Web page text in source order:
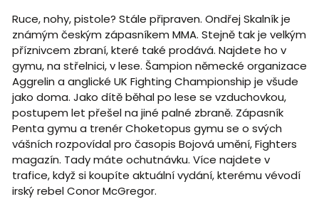
Ruce, nohy, pistole? Stále připraven. Ondřej Skalník je
známým českým zápasníkem MMA. Stejně tak je velkým
příznivcem zbraní, které také prodává. Najdete ho v
gymu, na střelnici, v lese. Šampion německé organizace
Aggrelin a anglické UK Fighting Championship je všude
jako doma. Jako dítě běhal po lese se vzduchovkou,
postupem let přešel na jiné palné zbraně. Zápasník
Penta gymu a trenér Choketopus gymu se o svých
vášních rozpovídal pro časopis Bojová umění, Fighters
magazín. Tady máte ochutnávku. Více najdete v
trafice, když si koupíte aktuální vydání, kterému vévodí
irský rebel Conor McGregor.